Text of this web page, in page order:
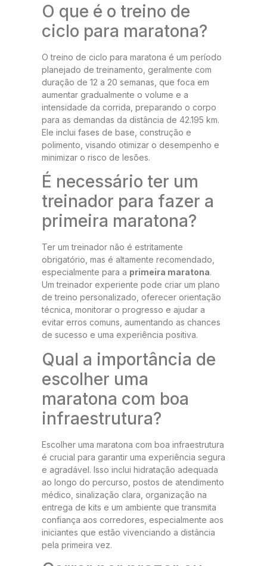
O que é o treino de
ciclo para maratona?
O treino de ciclo para maratona é um período
planejado de treinamento, geralmente com
duração de 12 a 20 semanas, que foca em
aumentar gradualmente o volume e a
intensidade da corrida, preparando o corpo
para as demandas da distância de 42.195 km.
Ele inclui fases de base, construção e
polimento, visando otimizar o desempenho e
minimizar o risco de lesões.
É necessário ter um
treinador para fazer a
primeira maratona?
Ter um treinador não é estritamente
obrigatório, mas é altamente recomendado,
especialmente para a primeira maratona.
Um treinador experiente pode criar um plano
de treino personalizado, oferecer orientação
técnica, monitorar o progresso e ajudar a
evitar erros comuns, aumentando as chances
de sucesso e uma experiência positiva.
Qual a importância de
escolher uma
maratona com boa
infraestrutura?
Escolher uma maratona com boa infraestrutura
é crucial para garantir uma experiência segura
e agradável. Isso inclui hidratação adequada
ao longo do percurso, postos de atendimento
médico, sinalização clara, organização na
entrega de kits e um ambiente que transmita
confiança aos corredores, especialmente aos
iniciantes que estão vivenciando a distância
pela primeira vez.